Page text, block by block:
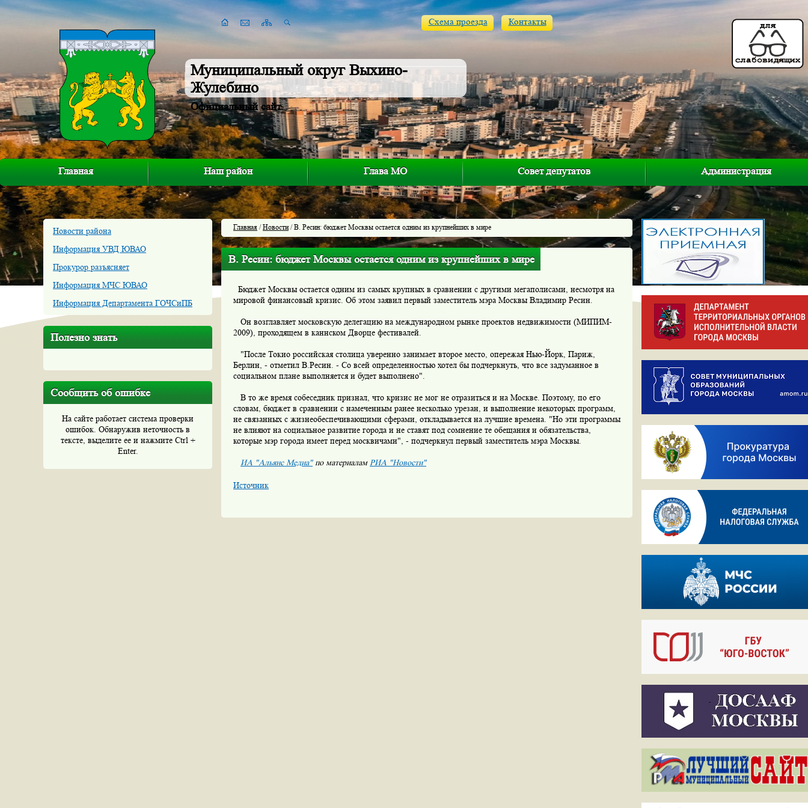
Муниципальный округ Выхино-
Жулебино
Официальный сайт
Схема проезда Контакты
Главная Наш район Глава МО Совет депутатов Администрация
Новости района
Информация УВД ЮВАО
Прокурор разъясняет
Информация МЧС ЮВАО
Информация Департамента ГОЧСиПБ
Полезно знать
Сообщить об ошибке
На сайте работает система проверки
ошибок. Обнаружив неточность в
тексте, выделите ее и нажмите Ctrl +
Enter.
Главная /Новости/ В. Ресин: бюджет Москвы остается одним из крупнейших в мире
В. Ресин: бюджет Москвы остается одним из крупнейших в мире
Бюджет Москвы остается одним из самых крупных в сравнении с другими мегаполисами, несмотря на
мировой финансовый кризис. Об этом заявил первый заместитель мэра Москвы Владимир Ресин.
Он возглавляет московскую делегацию на международном рынке проектов недвижимости (MИПИM-
2009), проходящем в каннском Дворце фестивалей.
"После Токио российская столица уверенно занимает второе место, опережая Нью-Йорк, Париж,
Берлин, - отметил В.Ресин. - Со всей определенностью хотел бы подчеркнуть, что все задуманное в
социальном плане выполняется и будет выполнено".
В то же время собеседник признал, что кризис не мог не отразиться и на Москве. Поэтому, по его
словам, бюджет в сравнении с намеченным ранее несколько урезан, и выполнение некоторых программ,
не связанных с жизнеобеспечивающими сферами, откладывается на лучшие времена. "Но эти программы
не влияют на социальное развитие города и не ставят под сомнение те обещания и обязательства,
которые мэр города имеет перед москвичами", - подчеркнул первый заместитель мэра Москвы.
ИА "Альянс Медиа"по материалам РИА "Новости"
Источник